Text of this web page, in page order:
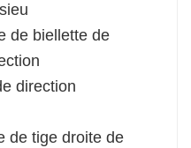
de biellette de
direction
de tige droite de